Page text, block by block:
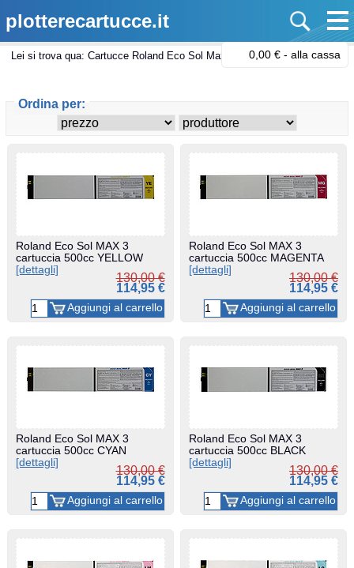
plotterecartucce.it
0,00 € - alla cassa
Lei si trova qua: Cartucce Roland Eco Sol Max 3
Ordina per:
Roland Eco Sol MAX 3
cartuccia 500cc YELLOW
[dettagli]
130,00 €
114,95 €
Roland Eco Sol MAX 3
cartuccia 500cc MAGENTA
[dettagli]
130,00 €
114,95 €
Roland Eco Sol MAX 3
cartuccia 500cc CYAN
[dettagli]
130,00 €
114,95 €
Roland Eco Sol MAX 3
cartuccia 500cc BLACK
[dettagli]
130,00 €
114,95 €